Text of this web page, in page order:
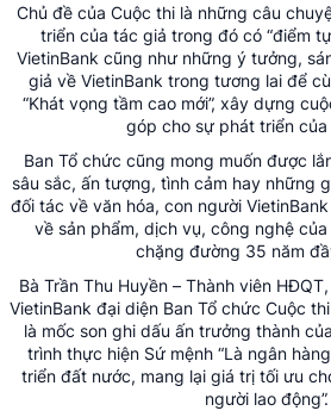
Chủ đề của Cuộc thi là những câu
triển của tác giả trong đó có “điểm
VietinBank cũng như những ý tưởng,
giả về VietinBank trong tương lai để
“Khát vọng tầm cao mới”, xây dựng
góp cho sự phát triển
Ban Tổ chức cũng mong muốn được
sâu sắc, ấn tượng, tình cảm hay những
đối tác về văn hóa, con người
về sản phẩm, dịch vụ, công nghệ
chặng đường 35 năm
Bà Trần Thu Huyền – Thành viên
VietinBank đại diện Ban Tổ chức Cuộc
là mốc son ghi dấu ấn trưởng thành
trình thực hiện Sứ mệnh “Là ngân
triển đất nước, mang lại giá trị tối ưu
người lao động”.